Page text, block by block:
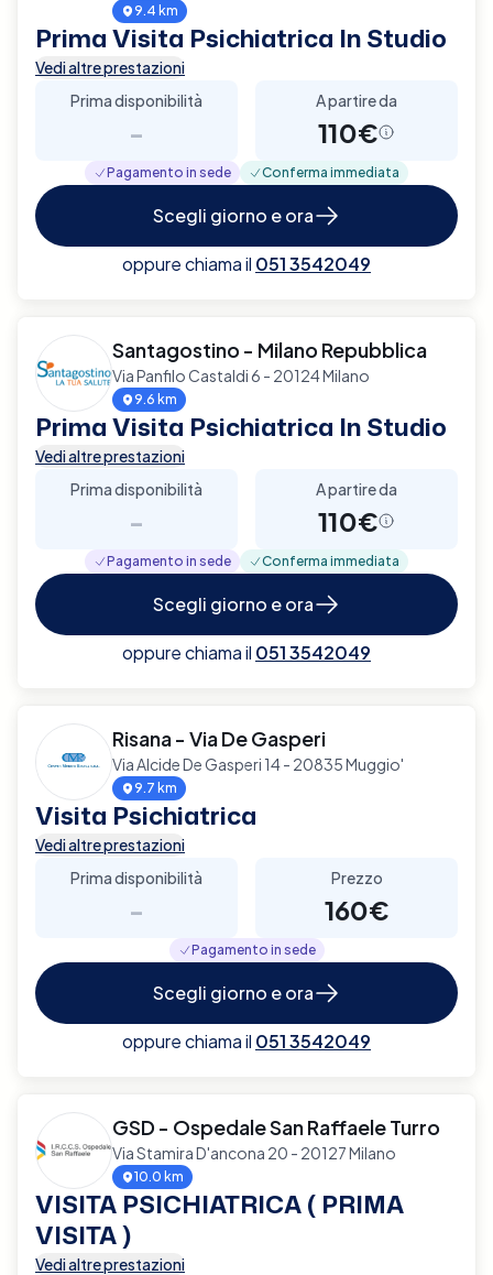
9.4 km
Prima Visita Psichiatrica In Studio
Vedi altre prestazioni
Prima disponibilità
-
A partire da
110€
Pagamento in sede Conferma immediata
Scegli giorno e ora
oppure chiama il 051 3542049
Santagostino - Milano Repubblica
Via Panfilo Castaldi 6 - 20124 Milano
9.6 km
Prima Visita Psichiatrica In Studio
Vedi altre prestazioni
Prima disponibilità
-
A partire da
110€
Pagamento in sede Conferma immediata
Scegli giorno e ora
oppure chiama il 051 3542049
Risana - Via De Gasperi
Via Alcide De Gasperi 14 - 20835 Muggio'
9.7 km
Visita Psichiatrica
Vedi altre prestazioni
Prima disponibilità
-
Prezzo
160€
Pagamento in sede
Scegli giorno e ora
oppure chiama il 051 3542049
GSD - Ospedale San Raffaele Turro
Via Stamira D'ancona 20 - 20127 Milano
10.0 km
VISITA PSICHIATRICA ( PRIMA
VISITA )
Vedi altre prestazioni